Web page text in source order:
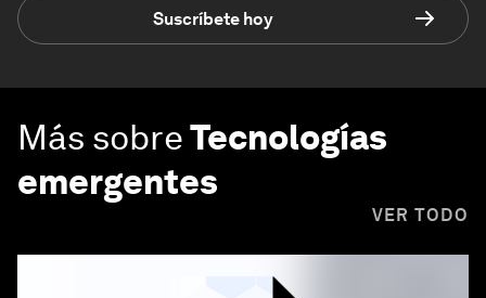
Suscríbete hoy
Más sobreTecnologías
emergentes
VER TODO